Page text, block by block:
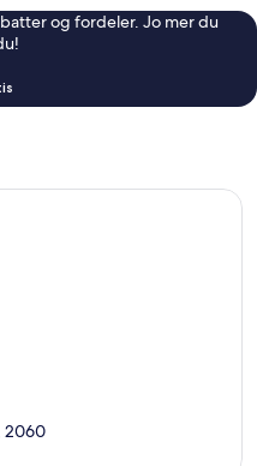
og fordeler. Jo mer du
2060